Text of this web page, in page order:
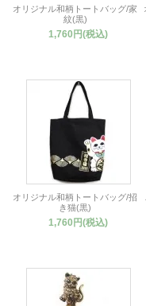
オリジナル和柄トートバッグ/家
紋(黒)
1,760円(税込)
オリジナル和柄トートバッグ/招
き猫(黒)
1,760円(税込)